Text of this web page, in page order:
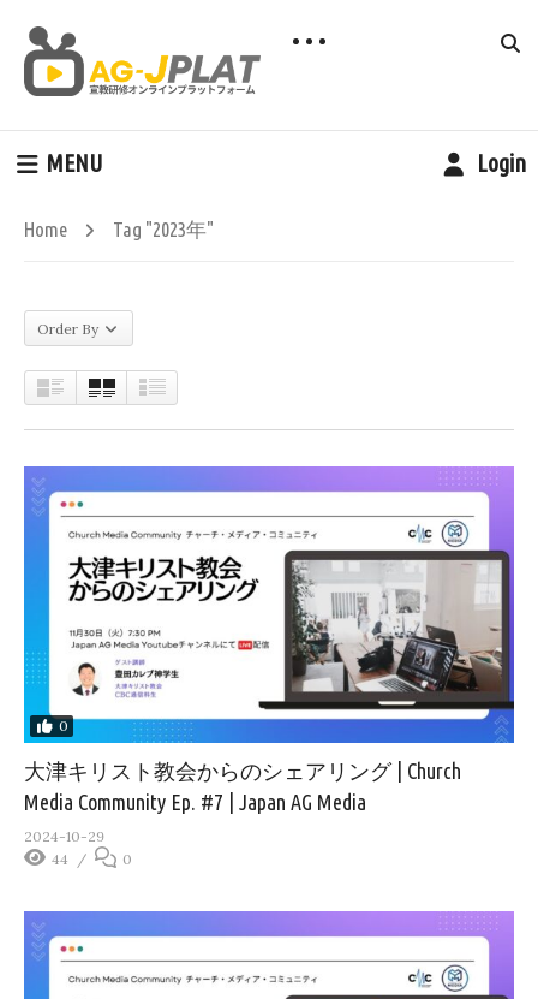
MENU Login
Home Tag "2023年"
Order By
0
大津キリスト教会からのシェアリング | Church
Media Community Ep. #7 | Japan AG Media
2024-10-29
44
0